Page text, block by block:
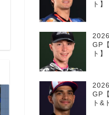
ト】
GP
ト】
GP
ト&